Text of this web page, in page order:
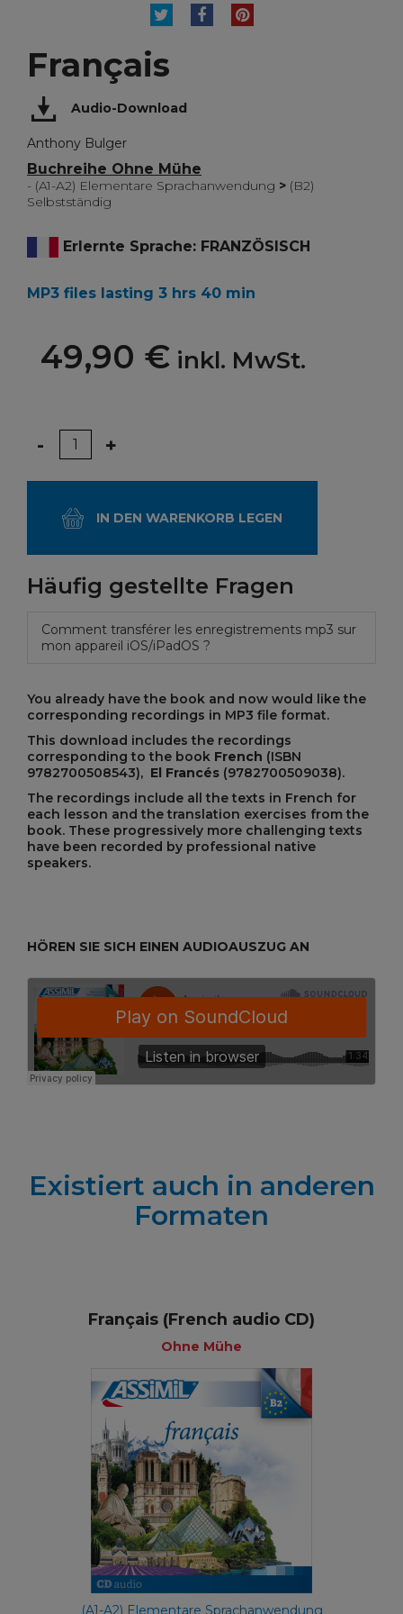
TWEETTEILENPINTEREST
Français
Audio-Download
Anthony Bulger
Buchreihe Ohne Mühe
- (A1-A2) Elementare Sprachanwendung > (B2)
Selbstständig
Erlernte Sprache: FRANZÖSISCH
MP3 files lasting 3 hrs 40 min
49,90 € inkl. MwSt.
Menge
- +
IN DEN WARENKORB LEGEN
Häufig gestellte Fragen
Comment transférer les enregistrements mp3 sur
mon appareil iOS/iPadOS ?
You already have the book and now would like the
corresponding recordings in MP3 file format.
This download includes the recordings
corresponding to the book French (ISBN
9782700508543), El Francés (9782700509038).
The recordings include all the texts in French for
each lesson and the translation exercises from the
book. These progressively more challenging texts
have been recorded by professional native
speakers.
HÖREN SIE SICH EINEN AUDIOAUSZUG AN
Existiert auch in anderen
Formaten
Français (French audio CD)
Ohne Mühe
(A1-A2) Elementare Sprachanwendung